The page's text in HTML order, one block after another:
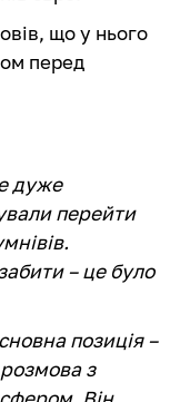
що у нього
перед
дуже
перейти
– це було
позиція –
з